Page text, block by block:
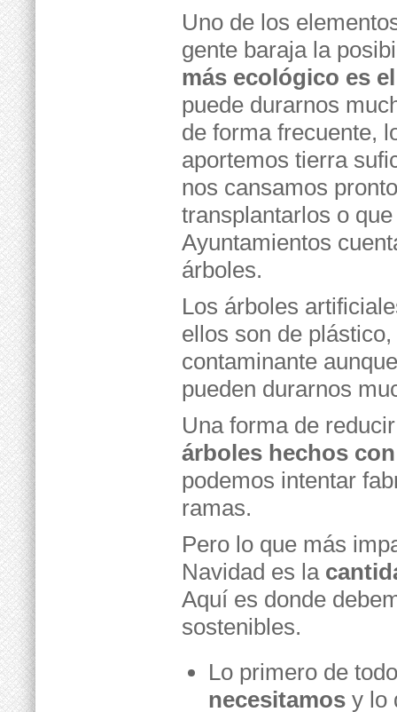
Uno de los
gente baraja la
más ecológico es
puede durarnos
de forma frecuente,
aportemos tierra
nos cansamos
transplantarlos o
Ayuntamientos
árboles.
Los árboles
ellos son de
contaminante
pueden durarnos
Una forma de
árboles hechos
podemos intentar
ramas.
Pero lo que más
Navidad es la
Aquí es donde
sostenibles.
Lo primero de
necesitamos y lo